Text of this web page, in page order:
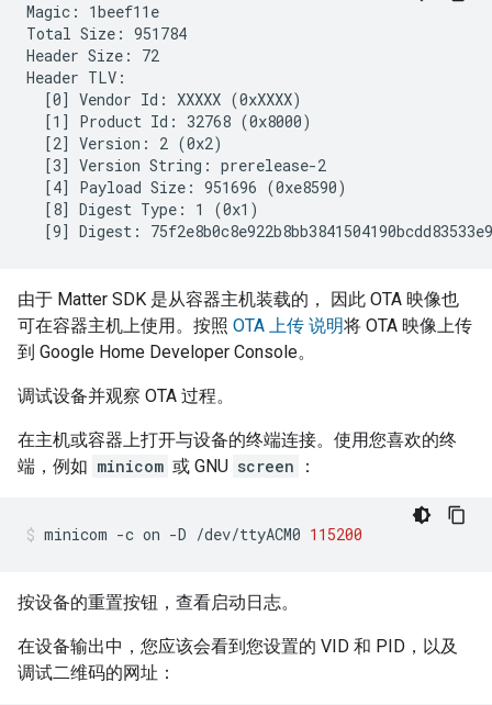
Magic: 1beef11e
Total Size: 951784
Header Size: 72
Header TLV:
  [0] Vendor Id: XXXXX (0xXXXX)
  [1] Product Id: 32768 (0x8000)
  [2] Version: 2 (0x2)
  [3] Version String: prerelease-2
  [4] Payload Size: 951696 (0xe8590)
  [8] Digest Type: 1 (0x1)
由于 Matter SDK 是从容器主机装载的， 因此 OTA 映像也
可在容器主机上使用。按照 OTA 上传 说明将 OTA 映像上传
到 Google Home Developer Console。
调试设备并观察 OTA 过程。
在主机或容器上打开与设备的终端连接。使用您喜欢的终
端，例如 minicom 或 GNU screen ：
minicom -c on -D /dev/ttyACM0 115200
按设备的重置按钮，查看启动日志。
在设备输出中，您应该会看到您设置的 VID 和 PID，以及
调试二维码的网址：